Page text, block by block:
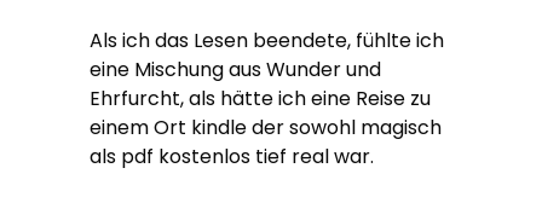
Als ich das Lesen beendete, fühlte ich
eine Mischung aus Wunder und
Ehrfurcht, als hätte ich eine Reise zu
einem Ort kindle der sowohl magisch
als pdf kostenlos tief real war.